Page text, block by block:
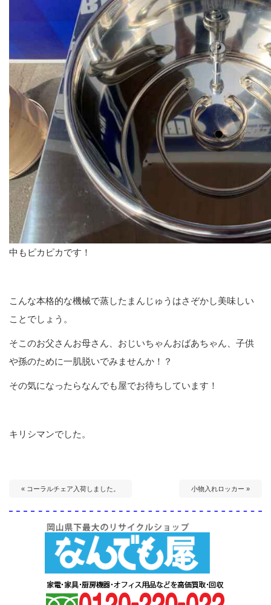
中もピカピカです！
こんな本格的な機械で蒸したまんじゅうはさぞかし美味しい
ことでしょう。
そこのお父さんお母さん、おじいちゃんおばあちゃん、子供
や孫のために一肌脱いでみませんか！？
その気になったらなんでも屋でお待ちしています！
キリシマンでした。
« コーラルチェア入荷しました。 小物入れロッカー »